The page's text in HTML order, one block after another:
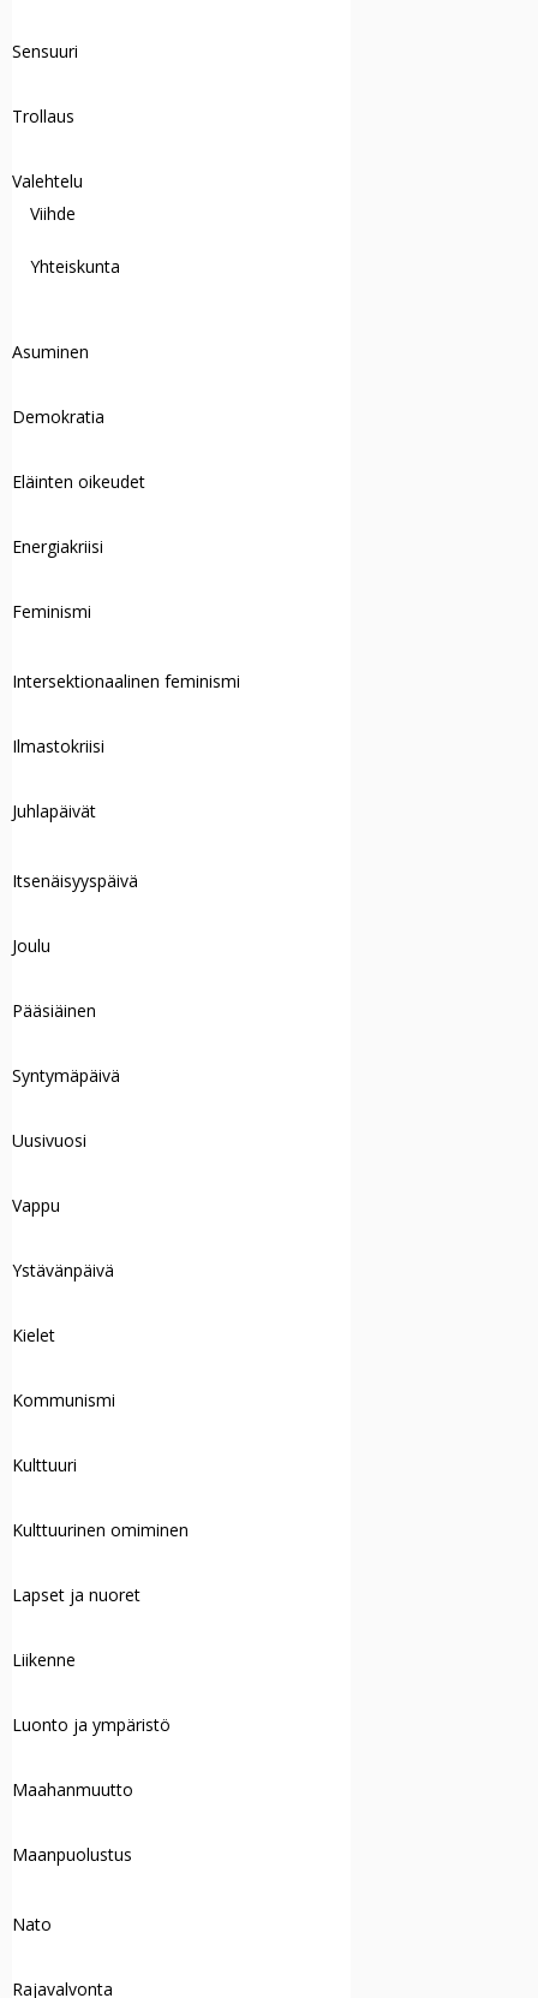
Sensuuri
Trollaus
Valehtelu
Viihde
Yhteiskunta
Asuminen
Demokratia
Eläinten oikeudet
Energiakriisi
Feminismi
Intersektionaalinen feminismi
Ilmastokriisi
Juhlapäivät
Itsenäisyyspäivä
Joulu
Pääsiäinen
Syntymäpäivä
Uusivuosi
Vappu
Ystävänpäivä
Kielet
Kommunismi
Kulttuuri
Kulttuurinen omiminen
Lapset ja nuoret
Liikenne
Luonto ja ympäristö
Maahanmuutto
Maanpuolustus
Nato
Rajavalvonta